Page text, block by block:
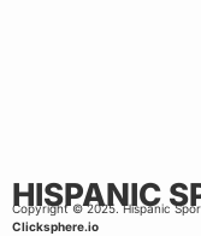
HISPANIC
Copyright © 2025. Hispanic
Clicksphere.io